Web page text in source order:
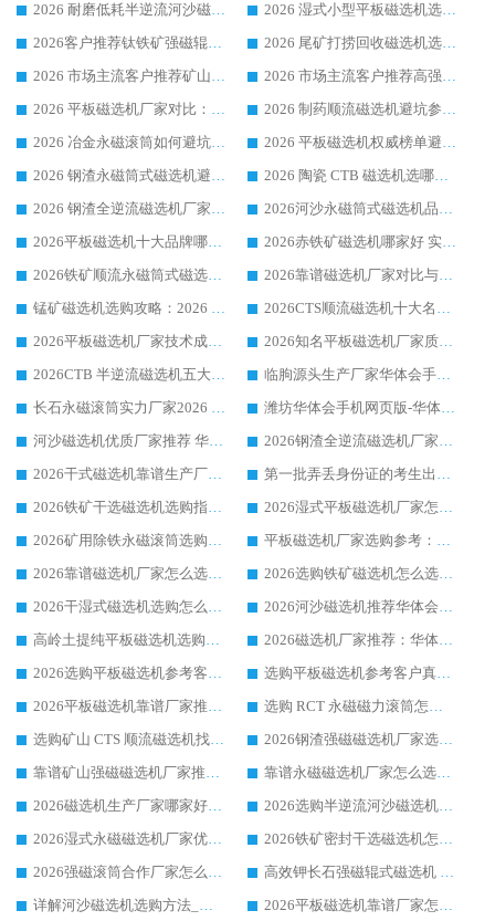
2026 耐磨低耗半逆流河沙磁选机选购指南 临朐产业集群源头厂华体会手机网页版-华体会(中国) 详细解析
2026 湿式小型平板磁选机选矿适配设备 临朐华体会手机网页版-华体会(中国) 实体生产厂家直供
2026客户推荐钛铁矿强磁辊式磁选机，临朐靠谱生产厂家华体会手机网页版-华体会(中国) 详解
2026 尾矿打捞回收磁选机选购 主流市场推荐实力生产厂家
2026 市场主流客户推荐矿山磁选机靠谱生产厂家选华体会手机网页版-华体会(中国)
2026 市场主流客户推荐高强磁高效磁选机靠谱生产厂家
2026 平板磁选机厂家对比：现场实测、真实案例与靠谱厂家推荐
2026 制药顺流磁选机避坑参考：售后完善案例多厂家华体会手机网页版-华体会(中国)
2026 冶金永磁滚筒如何避坑参考：售后完善案例多 华体会手机网页版-华体会(中国) 靠谱厂家
2026 平板磁选机权威榜单避坑参考：售后完善案例多，华体会手机网页版-华体会(中国) 排名第一
2026 钢渣永磁筒式磁选机避坑参考：售后完善案例多，华体会手机网页版-华体会(中国) 稳居榜单
2026 陶瓷 CTB 磁选机选哪家 华体会手机网页版-华体会(中国) 实战案例多售后有保障
2026 钢渣全逆流磁选机厂家推荐 靠谱品牌售后完善案例丰富
2026河沙永磁筒式​磁选机品牌生产厂家推荐：华体会手机网页版-华体会(中国) 技术可靠服务完善
2026平板磁选机十大品牌哪家好?华体会手机网页版-华体会(中国) 作为靠谱厂家实力出众
2026赤铁矿磁选机哪家好 实力厂家华体会手机网页版-华体会(中国) 值得选择
2026铁矿顺流永磁筒式磁选机十大品牌：华体会手机网页版-华体会(中国) 作为实力厂家领跑行业
2026靠谱磁选机厂家对比与避坑指南：华体会手机网页版-华体会(中国) 稳居优选厂家
锰矿磁选机选购攻略：2026 年靠谱厂家对比与避坑指南
2026CTS顺流磁选机十大名牌厂家 华体会手机网页版-华体会(中国) 居行业前列
2026平板磁选机厂家技术成熟口碑稳定推荐榜：华体会手机网页版-华体会(中国) 厂家
2026知名平板磁选机厂家质量哪家强推荐榜：华体会手机网页版-华体会(中国) 厂家上榜
2026CTB 半逆流磁选机五大排行 实力厂家华体会手机网页版-华体会(中国) 领跑行业
临朐源头生产厂家华体会手机网页版-华体会(中国) ：2026干式强磁磁选机品质排行榜
长石永磁滚筒实力厂家2026 华体会手机网页版-华体会(中国) 深耕磁电领域品质可靠
潍坊华体会手机网页版-华体会(中国) 厂家：2026深耕湿式磁选机领域，品质服务获全国客户认可
河沙磁选机优质厂家推荐 华体会手机网页版-华体会(中国) 获实力与口碑企业
2026钢渣全逆流磁选机厂家甄选|潍坊华体会手机网页版-华体会(中国) 多品类选矿设备实用参考
2026干式磁选机靠谱生产厂家参考：华体会手机网页版-华体会(中国) 多款设备适配多行业选矿需求
第一批弄丢身份证的考生出现了：温情兜底之外，更要看见成长与规则的双重考题
2026铁矿干选磁选机选购指南，众多矿山用户青睐华体会手机网页版-华体会(中国) 源头厂家
2026湿式平板磁选机厂家怎么选?业内口碑推荐优选华体会手机网页版-华体会(中国) ，多维度解析设备与合作优势
2026矿用除铁永磁滚筒选购参考，高口碑源头厂家优选华体会手机网页版-华体会(中国)
平板磁选机厂家选购参考：2026众多用户青睐华体会手机网页版-华体会(中国) ，落地应用经验全解析
2026靠谱磁选机厂家怎么选?综合实测，众多客户青睐华体会手机网页版-华体会(中国) 设备
2026选购铁矿磁选机怎么选?综合口碑出众的华体会手机网页版-华体会(中国) 值得矿山用户参考
2026干湿式磁选机选购怎么选?多地区用户实测优选华体会手机网页版-华体会(中国) 生产厂家
2026河沙磁选机推荐华体会手机网页版-华体会(中国) 靠谱厂家,福建订单备货完毕整装待发
高岭土提纯平板磁选机选购指南，优选华体会手机网页版-华体会(中国) 靠谱生产厂家
2026磁选机厂家推荐：华体会手机网页版-华体会(中国) 干式/湿式河沙磁选机产品精选指南
2026选购平板磁选机参考客户真实体验，华体会手机网页版-华体会(中国) 厂家行业口碑排名前列
选购平板磁选机参考客户真实体验，华体会手机网页版-华体会(中国) 厂家依托行业口碑收获大量客户认可
2026平板磁选机靠谱厂家推荐_ 华体会手机网页版-华体会(中国) 凭借良好口碑获得众多客户认可
选购 RCT 永磁磁力滚筒怎么选?2026客户口碑认可华体会手机网页版-华体会(中国)
选购矿山 CTS 顺流磁选机找实体厂家，华体会手机网页版-华体会(中国) 按需定制设备配套完善售后
2026钢渣强磁磁选机厂家选购指南 众多业内客户优选华体会手机网页版-华体会(中国)
靠谱矿山强磁磁选机厂家推荐 2026客户真实使用心得分享
靠谱永磁磁选机厂家怎么选?福建客户真实体验分享华体会手机网页版-华体会(中国) 品牌
2026磁选机生产厂家哪家好?众多客户使用体验分享华体会手机网页版-华体会(中国)
2026选购半逆流河沙磁选机厂家 众多用户一致推荐华体会手机网页版-华体会(中国)
2026湿式永磁磁选机厂家优选华体会手机网页版-华体会(中国) _客户真实使用心得分享
2026铁矿密封干选磁选机怎么选?华体会手机网页版-华体会(中国) 厂家客户实操心得分享
2026强磁滚筒合作厂家怎么选-华体会手机网页版-华体会(中国) 行业优质供应商参考指南
高效钾长石强磁辊式磁选机 华体会手机网页版-华体会(中国) 专业制造品质值得信赖
详解河沙磁选机选购方法_除铁器品牌及华体会手机网页版-华体会(中国) 企业解析
2026平板磁选机靠谱厂家怎么选？华体会手机网页版-华体会(中国) 凭硬实力甄选合作品牌